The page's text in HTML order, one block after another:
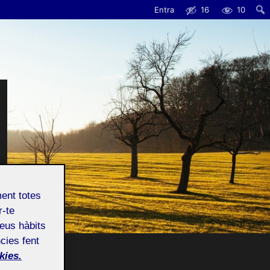
Entra 16
10
totes
te
hàbits
fent